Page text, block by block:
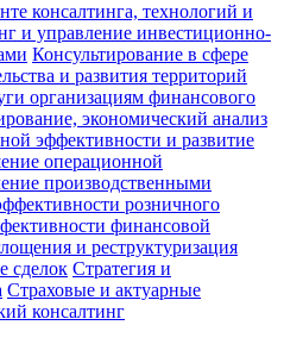
консалтинга, технологий и
и управление инвестиционно-
Консультирование в сфере
и развития территорий
организациям финансового
экономический анализ
эффективности и развитие
операционной
производственными
розничного
финансовой
и реструктуризация
сделок Стратегия и
Страховые и актуарные
консалтинг